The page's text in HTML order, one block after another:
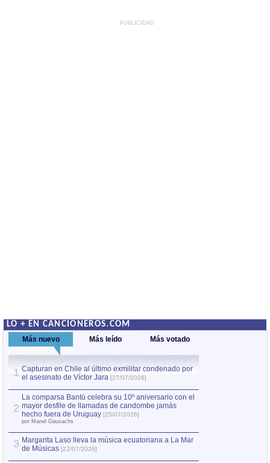
PUBLICIDAD
LO + EN CANCIONEROS.COM
Más nuevo Más leído Más votado
1 Capturan en Chile al último exmilitar condenado por
el asesinato de Víctor Jara [27/07/2026]
2
La comparsa Bantú celebra su 10º aniversario con el
mayor desfile de llamadas de candombe jamás
hecho fuera de Uruguay [25/07/2026]
por Manel Gausachs
3 Margarita Laso lleva la música ecuatoriana a La Mar
de Músicas [22/07/2026]